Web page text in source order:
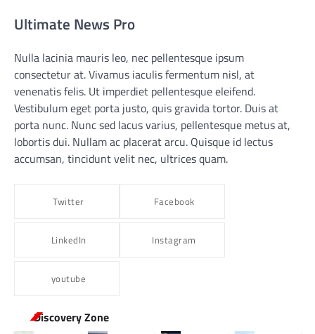
Ultimate News Pro
Nulla lacinia mauris leo, nec pellentesque ipsum
consectetur at. Vivamus iaculis fermentum nisl, at
venenatis felis. Ut imperdiet pellentesque eleifend.
Vestibulum eget porta justo, quis gravida tortor. Duis at
porta nunc. Nunc sed lacus varius, pellentesque metus at,
lobortis dui. Nullam ac placerat arcu. Quisque id lectus
accumsan, tincidunt velit nec, ultrices quam.
Twitter Facebook
LinkedIn Instagram
youtube
Discovery Zone